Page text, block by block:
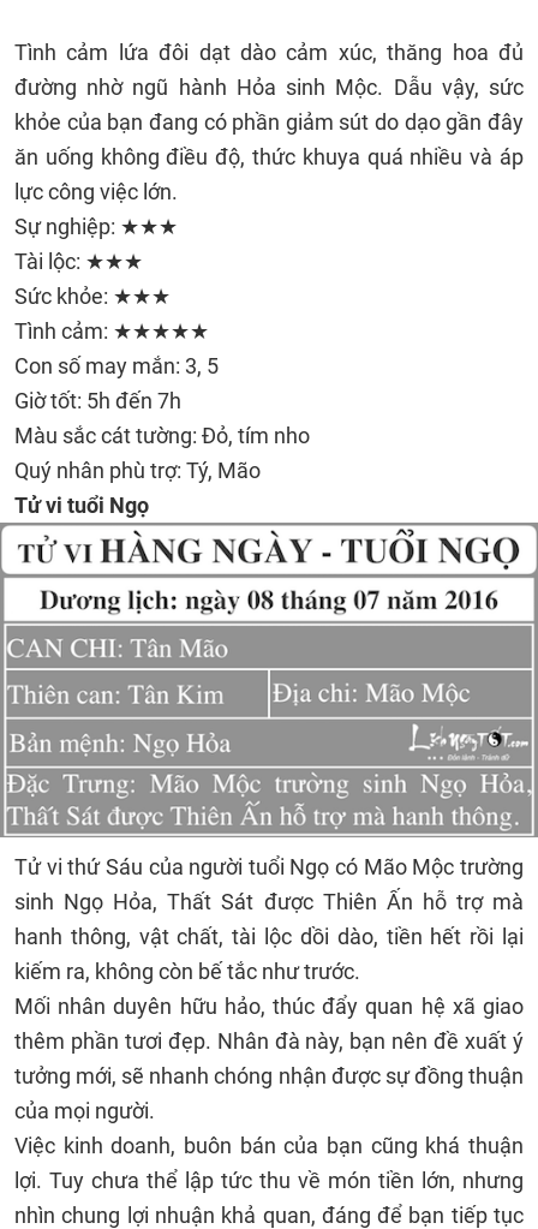
Tình cảm lứa đôi dạt dào cảm xúc, thăng hoa đủ
đường nhờ ngũ hành Hỏa sinh Mộc. Dẫu vậy, sức
khỏe của bạn đang có phần giảm sút do dạo gần đây
ăn uống không điều độ, thức khuya quá nhiều và áp
lực công việc lớn.
Sự nghiệp: ★★★
Tài lộc: ★★★
Sức khỏe: ★★★
Tình cảm: ★★★★★
Con số may mắn: 3, 5
Giờ tốt: 5h đến 7h
Màu sắc cát tường: Đỏ, tím nho
Quý nhân phù trợ: Tý, Mão
Tử vi tuổi Ngọ
Tử vi thứ Sáu của người tuổi Ngọ có Mão Mộc trường
sinh Ngọ Hỏa, Thất Sát được Thiên Ấn hỗ trợ mà
hanh thông, vật chất, tài lộc dồi dào, tiền hết rồi lại
kiếm ra, không còn bế tắc như trước.
Mối nhân duyên hữu hảo, thúc đẩy quan hệ xã giao
thêm phần tươi đẹp. Nhân đà này, bạn nên đề xuất ý
tưởng mới, sẽ nhanh chóng nhận được sự đồng thuận
của mọi người.
Việc kinh doanh, buôn bán của bạn cũng khá thuận
lợi. Tuy chưa thể lập tức thu về món tiền lớn, nhưng
nhìn chung lợi nhuận khả quan, đáng để bạn tiếp tục